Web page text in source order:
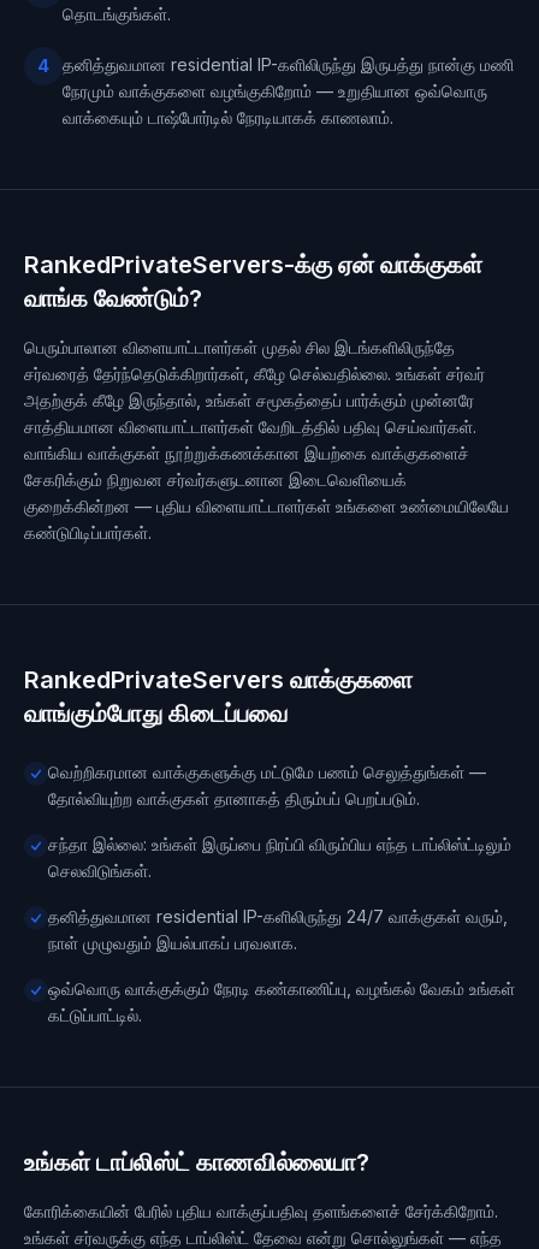
தொடங்குங்கள்.
4
தனித்துவமான residential IP-களிலிருந்து இருபத்து நான்கு மணி
நேரமும் வாக்குகளை வழங்குகிறோம் — உறுதியான ஒவ்வொரு
வாக்கையும் டாஷ்போர்டில் நேரடியாகக் காணலாம்.
RankedPrivateServers-க்கு ஏன் வாக்குகள்
வாங்க வேண்டும்?
பெரும்பாலான விளையாட்டாளர்கள் முதல் சில இடங்களிலிருந்தே
சர்வரைத் தேர்ந்தெடுக்கிறார்கள், கீழே செல்வதில்லை. உங்கள் சர்வர்
அதற்குக் கீழே இருந்தால், உங்கள் சமூகத்தைப் பார்க்கும் முன்னரே
சாத்தியமான விளையாட்டாளர்கள் வேறிடத்தில் பதிவு செய்வார்கள்.
வாங்கிய வாக்குகள் நூற்றுக்கணக்கான இயற்கை வாக்குகளைச்
சேகரிக்கும் நிறுவன சர்வர்களுடனான இடைவெளியைக்
குறைக்கின்றன — புதிய விளையாட்டாளர்கள் உங்களை உண்மையிலேயே
கண்டுபிடிப்பார்கள்.
RankedPrivateServers வாக்குகளை
வாங்கும்போது கிடைப்பவை
வெற்றிகரமான வாக்குகளுக்கு மட்டுமே பணம் செலுத்துங்கள் —
தோல்வியுற்ற வாக்குகள் தானாகத் திரும்பப் பெறப்படும்.
சந்தா இல்லை: உங்கள் இருப்பை நிரப்பி விரும்பிய எந்த டாப்லிஸ்ட்டிலும்
செலவிடுங்கள்.
தனித்துவமான residential IP-களிலிருந்து 24/7 வாக்குகள் வரும்,
நாள் முழுவதும் இயல்பாகப் பரவலாக.
ஒவ்வொரு வாக்குக்கும் நேரடி கண்காணிப்பு, வழங்கல் வேகம் உங்கள்
கட்டுப்பாட்டில்.
உங்கள் டாப்லிஸ்ட் காணவில்லையா?
கோரிக்கையின் பேரில் புதிய வாக்குப்பதிவு தளங்களைச் சேர்க்கிறோம்.
உங்கள் சர்வருக்கு எந்த டாப்லிஸ்ட் தேவை என்று சொல்லுங்கள் — எந்த